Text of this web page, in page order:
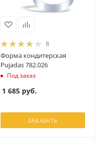
8
Форма кондитерская
Pujadas 782.026
Под заказ
1 685 руб.
ЗАКАЗАТЬ